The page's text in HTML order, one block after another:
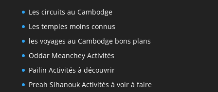
Les circuits au Cambodge
Les temples moins connus
les voyages au Cambodge bons plans
Oddar Meanchey Activités
Pailin Activités à découvrir
Preah Sihanouk Activités à voir à faire